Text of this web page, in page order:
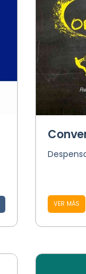
VER MÁS